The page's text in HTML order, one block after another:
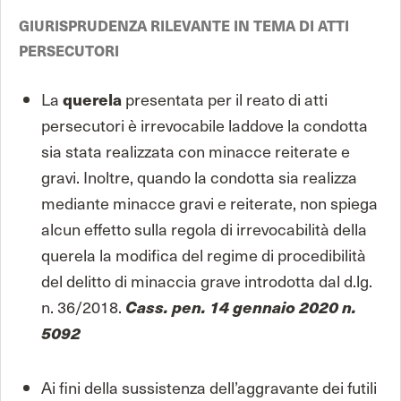
GIURISPRUDENZA RILEVANTE IN TEMA DI ATTI
PERSECUTORI
La querela presentata per il reato di atti
persecutori è irrevocabile laddove la condotta
sia stata realizzata con minacce reiterate e
gravi. Inoltre, quando la condotta sia realizza
mediante minacce gravi e reiterate, non spiega
alcun effetto sulla regola di irrevocabilità della
querela la modifica del regime di procedibilità
del delitto di minaccia grave introdotta dal d.lg.
n. 36/2018. Cass. pen. 14 gennaio 2020 n.
5092
Ai fini della sussistenza dell’aggravante dei futili